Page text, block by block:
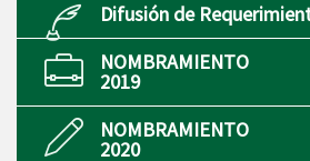
Difusión de
NOMBRAMIENTO
2019
NOMBRAMIENTO
2020